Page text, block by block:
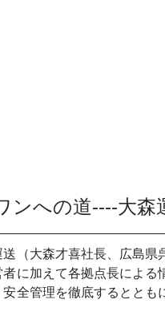
ンへの道----大森
送（大森才喜社長、広島
に加えて各拠点長によ
安全管理を徹底するとと